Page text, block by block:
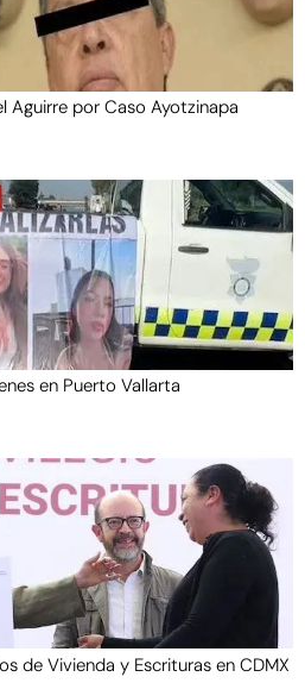
Aguirre por Caso Ayotzinapa
en Puerto Vallarta
de Vivienda y Escrituras en CDMX